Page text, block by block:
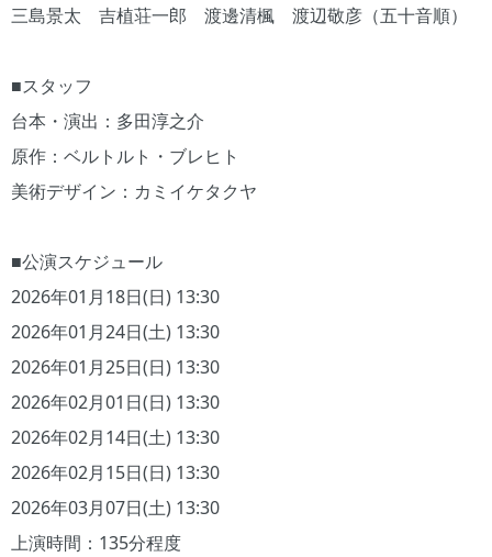
三島景太 吉植荘一郎 渡邊清楓 渡辺敬彦（五十音順）
■スタッフ
台本・演出：多田淳之介
原作：ベルトルト・ブレヒト
美術デザイン：カミイケタクヤ
■公演スケジュール
2026年01月18日(日) 13:30
2026年01月24日(土) 13:30
2026年01月25日(日) 13:30
2026年02月01日(日) 13:30
2026年02月14日(土) 13:30
2026年02月15日(日) 13:30
2026年03月07日(土) 13:30
上演時間：135分程度